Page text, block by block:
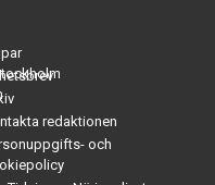
redaktionen
och